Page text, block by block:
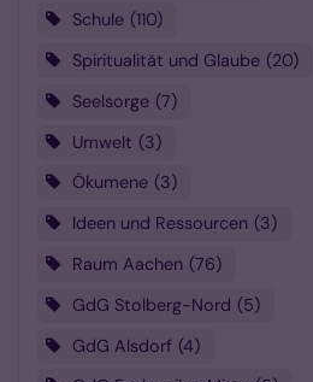
Schule 110
Spiritualität und Glaube 20
Seelsorge 7
Umwelt 3
Ökumene
3
Ideen und Ressourcen 3
Raum Aachen 76
GdG Stolberg-Nord 5
GdG Alsdorf 4